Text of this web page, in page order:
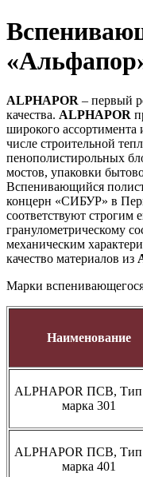
ALPHAPOR – первый
качества. ALPHAPOR
широкого ассортимента
числе строительной
пенополистирольных
мостов, упаковки
Вспенивающийся
концерн «СИБУР» в
соответствуют строгим
гранулометрическому
механическим
качество материалов из
Марки
Наименование
ALPHAPOR ПСВ, Тип
марка 301
ALPHAPOR ПСВ, Тип
марка 401